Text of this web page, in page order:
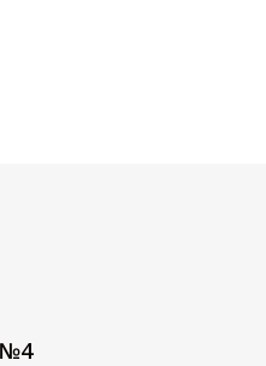
№4